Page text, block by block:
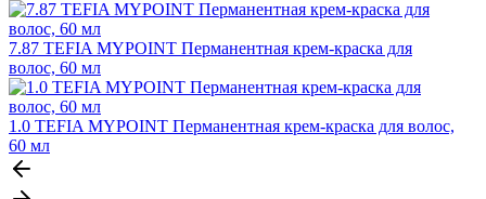
7.87 TEFIA MYPOINT Перманентная крем-краска для
волос, 60 мл
1.0 TEFIA MYPOINT Перманентная крем-краска для волос,
60 мл